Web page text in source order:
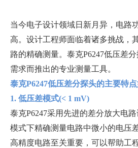
当今电子设计领域日新月异，电路
高。设计工程师面临着诸多挑战，
路的精确测量。泰克P6247低压差
需求而推出的专业测量工具。
泰克P6247低压差分探头的主要特
1. 低压差模式(< 1 mV)
泰克P6247采用先进的差分放大电
模式下精确测量电路中微小的电压
高精度电路至关重要，可以帮助工